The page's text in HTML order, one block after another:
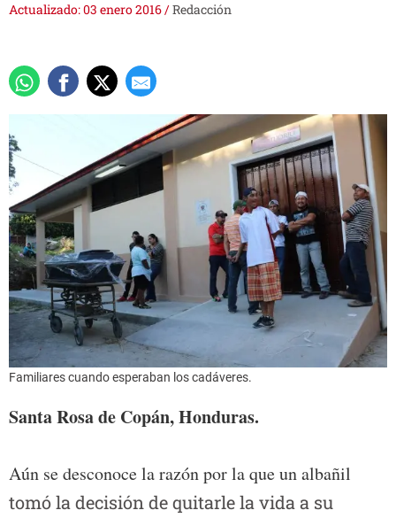
Actualizado: 03 enero 2016/Redacción
Familiares cuando esperaban los cadáveres.
Santa Rosa de Copán, Honduras.
Aún se desconoce la razón por la que un albañil
tomó la decisión de quitarle la vida a su